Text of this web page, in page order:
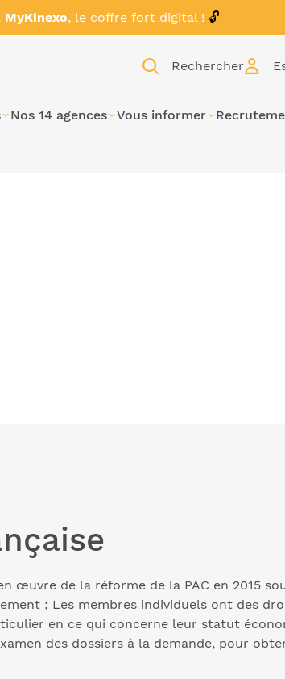
MyKinexo, le coffre fort digital ! 🔓
Rechercher
Nos 14 agences Vous informer
œuvre de la réforme de la PAC en 2015
; Les membres individuels ont des
en ce qui concerne leur statut
des dossiers à la demande, pour